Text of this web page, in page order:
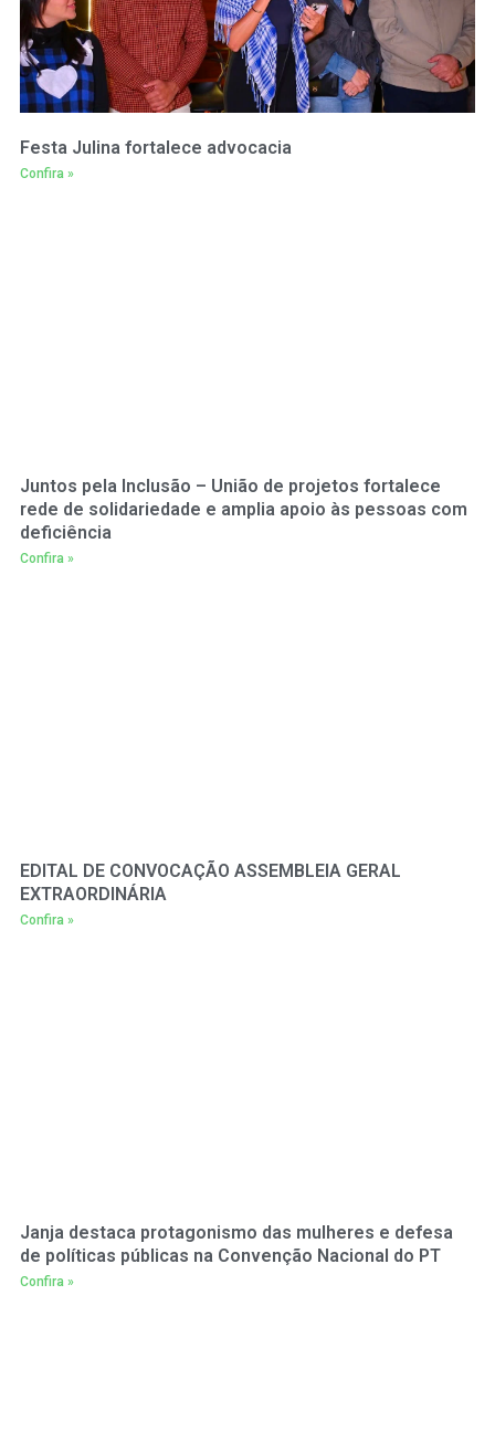
Festa Julina fortalece advocacia
Confira »
Juntos pela Inclusão – União de projetos fortalece
rede de solidariedade e amplia apoio às pessoas com
deficiência
Confira »
EDITAL DE CONVOCAÇÃO ASSEMBLEIA GERAL
EXTRAORDINÁRIA
Confira »
Janja destaca protagonismo das mulheres e defesa
de políticas públicas na Convenção Nacional do PT
Confira »